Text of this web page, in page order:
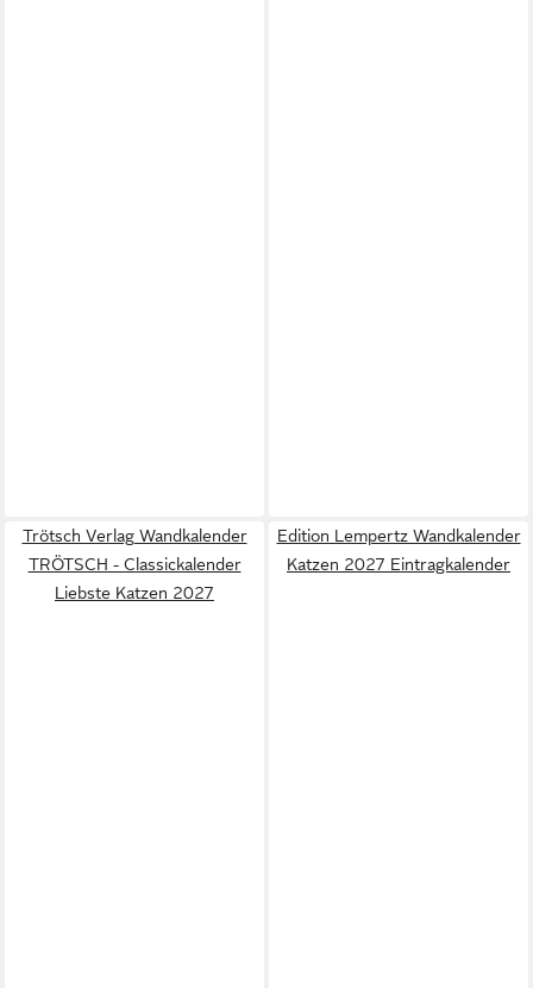
Trötsch Verlag Wandkalender
TRÖTSCH - Classickalender
Liebste Katzen 2027
Edition Lempertz Wandkalender
Katzen 2027 Eintragkalender